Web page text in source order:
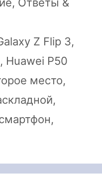
Z Flip 3,
, Huawei P50
место,
,
,